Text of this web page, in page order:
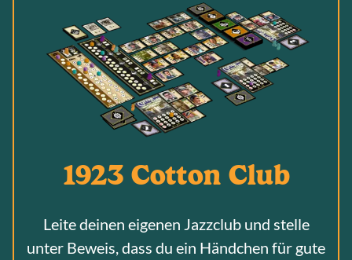
1923 Cotton Club
Leite deinen eigenen Jazzclub und stelle
unter Beweis, dass du ein Händchen für gute